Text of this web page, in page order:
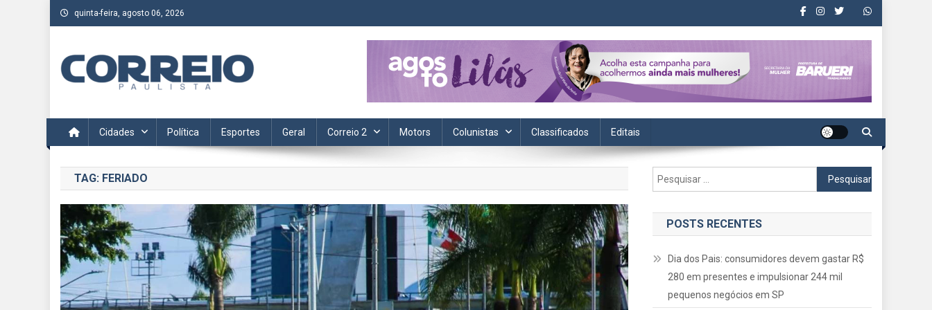
Skip
to
quinta-feira, agosto 06, 2026
Acompanhe as últimas notícias da região no Correio Paulista. Informação, política, saúde, economia, esportes e cotidiano.
Cidades Política Esportes Geral Correio 2 Motors Colunistas Classificados Editais
TAG: FERIADO
Pesquisar
por:
POSTS RECENTES
Dia dos Pais: consumidores devem gastar R$
280 em presentes e impulsionar 244 mil
pequenos negócios em SP